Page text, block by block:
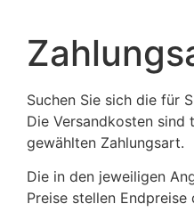
Suchen Sie sich die für
Die Versandkosten
gewählten Zahlungsart.
Die in den jeweiligen
Preise stellen